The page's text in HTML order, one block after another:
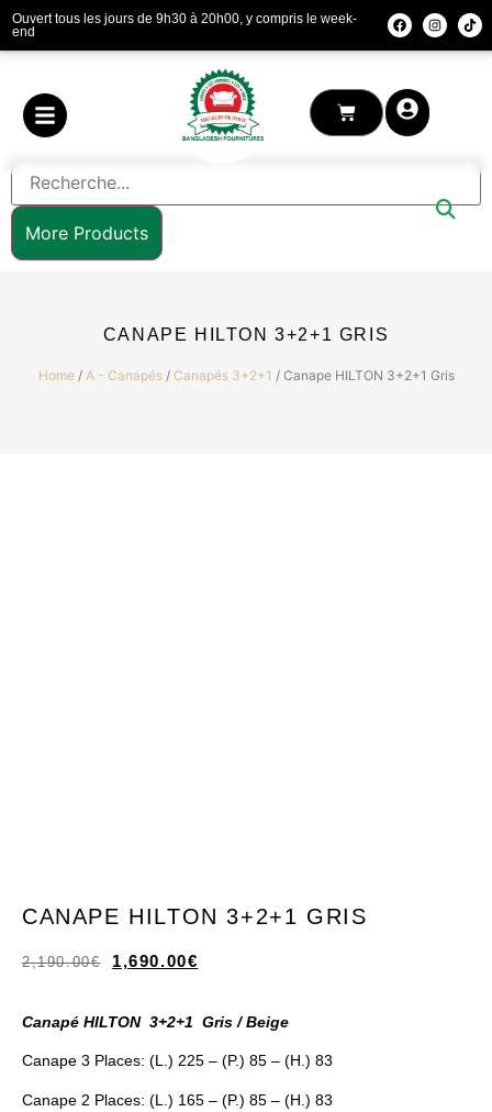
Ouvert tous les jours de 9h30 à 20h00, y compris le week-
end
More Products
CANAPE HILTON 3+2+1 GRIS
Home/ A - Canapés/ Canapés 3+2+1 / Canape HILTON 3+2+1 Gris
CANAPE HILTON 3+2+1 GRIS
2,190.00€ 1,690.00€
Canapé HILTON 3+2+1 Gris / Beige
Canape 3 Places: (L.) 225 – (P.) 85 – (H.) 83
Canape 2 Places: (L.) 165 – (P.) 85 – (H.) 83